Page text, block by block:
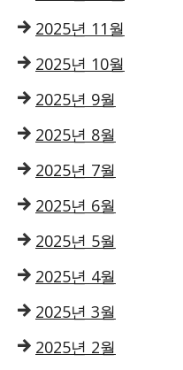
2025년 11월
2025년 10월
2025년 9월
2025년 8월
2025년 7월
2025년 6월
2025년 5월
2025년 4월
2025년 3월
2025년 2월